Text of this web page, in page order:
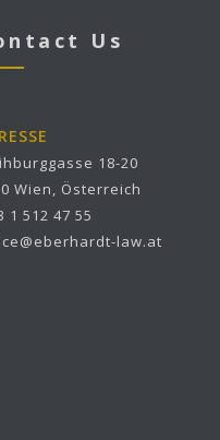
Us
18-20
Wien, Österreich
1 512 47 55
law.at